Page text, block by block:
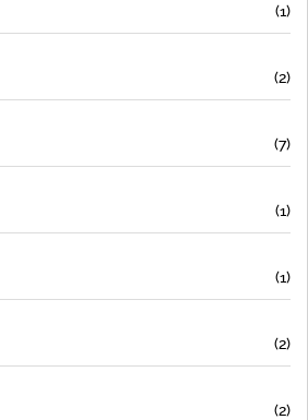
(1)
(2)
(7)
(1)
(1)
(2)
(2)